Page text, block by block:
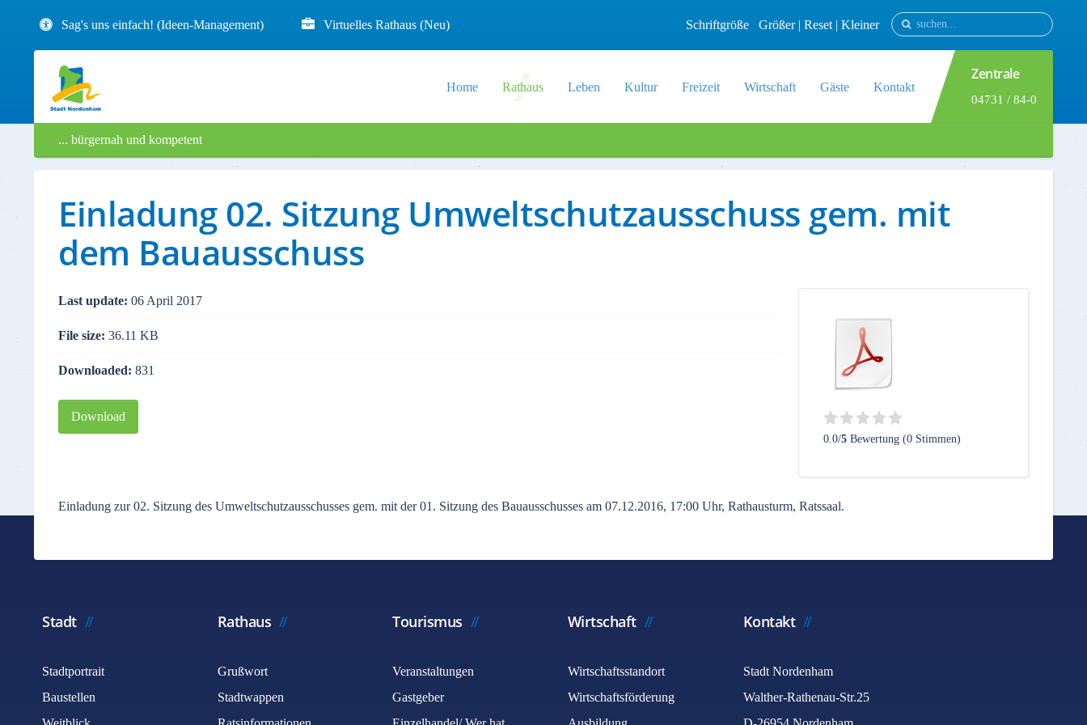
Sag's uns einfach! (Ideen-Management) Virtuelles Rathaus (Neu) Schriftgröße Größer| Reset | Kleiner
Home Rathaus Leben Kultur Freizeit Wirtschaft Gäste Kontakt
Zentrale
04731 / 84-0
... bürgernah und kompetent
Einladung 02. Sitzung Umweltschutzausschuss gem. mit
dem Bauausschuss
Last update: 06 April 2017
File size: 36.11 KB
Downloaded: 831
Download
0.0/5 Bewertung (0 Stimmen)
Einladung zur 02. Sitzung des Umweltschutzausschusses gem. mit der 01. Sitzung des Bauausschusses am 07.12.2016, 17:00 Uhr, Rathausturm, Ratssaal.
Stadt
Stadtportrait
Baustellen
Rathaus
Grußwort
Stadtwappen
Tourismus
Veranstaltungen
Gastgeber
Wirtschaft
Wirtschaftsstandort
Wirtschaftsförderung
Kontakt
Stadt Nordenham
Walther-Rathenau-Str.25